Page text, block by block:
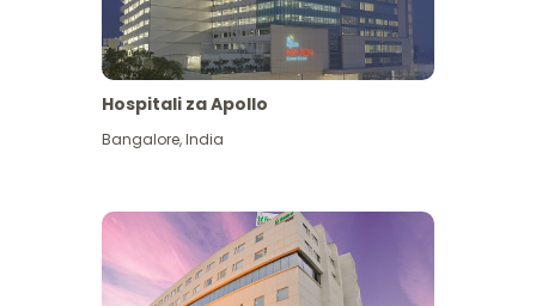
Hospitali za Apollo
Bangalore,India